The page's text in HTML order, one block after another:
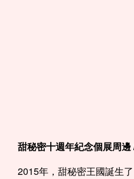
甜秘密十週年紀念個展周邊
2015年，甜秘密王國誕生